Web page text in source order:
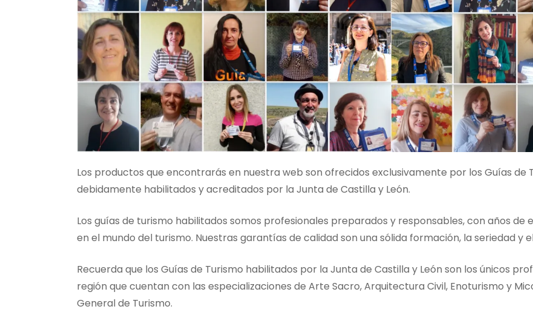
Los productos que encontrarás en nuestra web son ofrecidos exclusivamente por los Guías de
debidamente habilitados y acreditados por la Junta de Castilla y León.
Los guías de turismo habilitados somos profesionales preparados y responsables, con años
en el mundo del turismo. Nuestras garantías de calidad son una sólida formación, la seriedad y
Recuerda que los Guías de Turismo habilitados por la Junta de Castilla y León son los únicos
región que cuentan con las especializaciones de Arte Sacro, Arquitectura Civil, Enoturismo y
General de Turismo.